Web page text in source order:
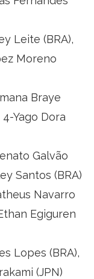
Leite (BRA),
Moreno
Braye
Yago Dora
Galvão
Santos (BRA)
Navarro
Egiguren
Lopes (BRA),
(JPN)